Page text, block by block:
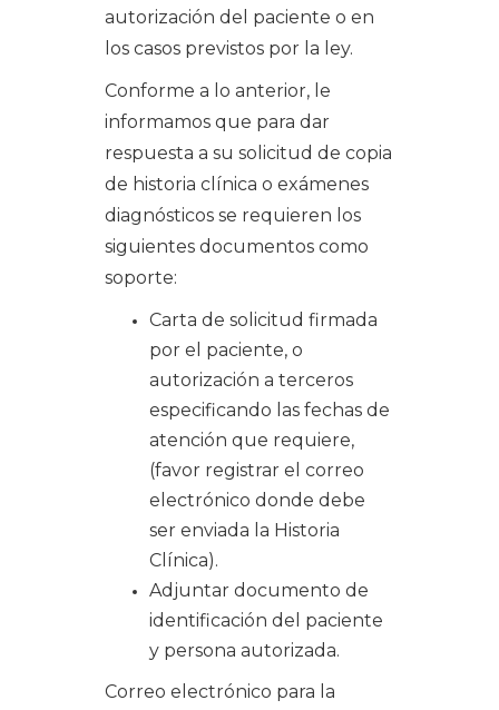
autorización del paciente o en
los casos previstos por la ley.
Conforme a lo anterior, le
informamos que para dar
respuesta a su solicitud de copia
de historia clínica o exámenes
diagnósticos se requieren los
siguientes documentos como
soporte:
Carta de solicitud firmada
por el paciente, o
autorización a terceros
especificando las fechas de
atención que requiere,
(favor registrar el correo
electrónico donde debe
ser enviada la Historia
Clínica).
Adjuntar documento de
identificación del paciente
y persona autorizada.
Correo electrónico para la